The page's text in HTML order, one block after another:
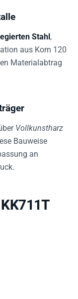
Stahl,
aus Korn 120
Materialabtrag
Vollkunstharz
Bauweise
an